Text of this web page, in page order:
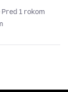
1 rokom